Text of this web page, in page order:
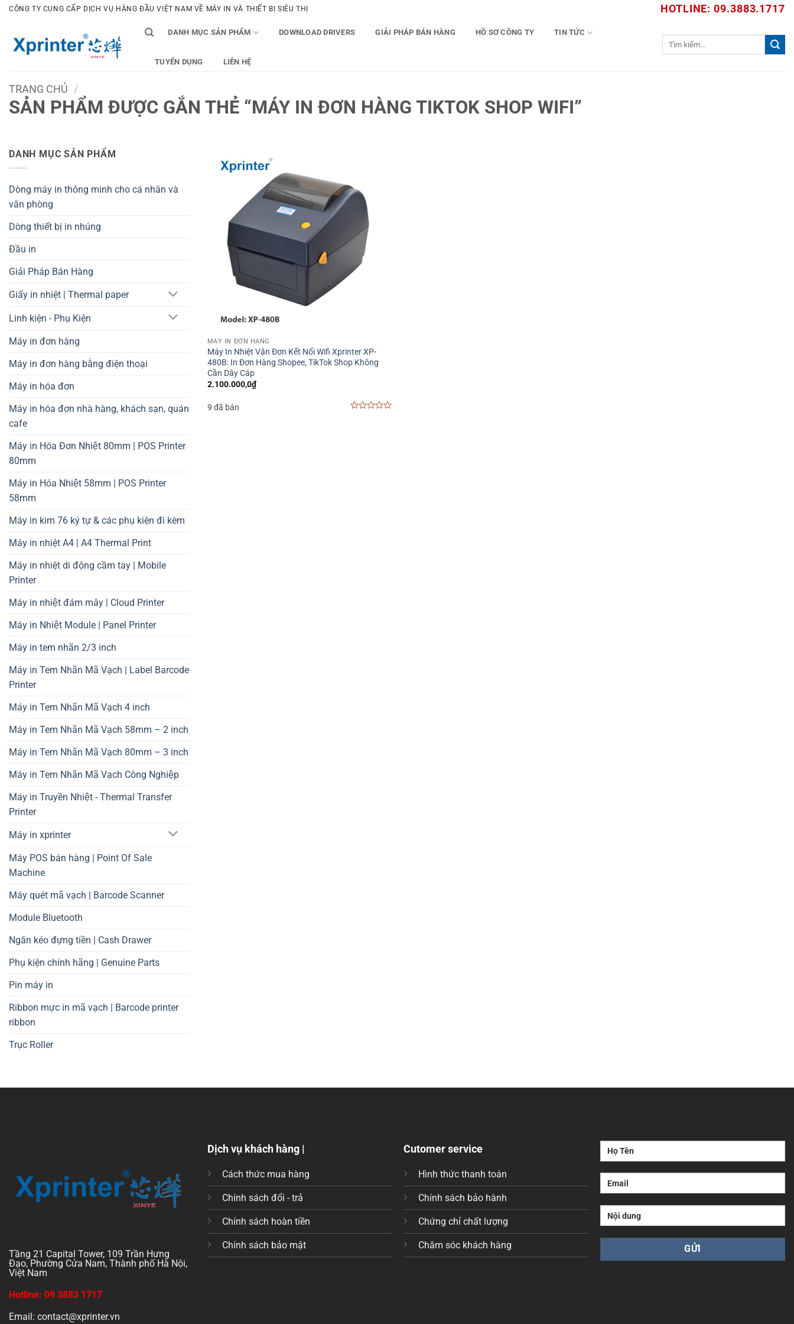
Bỏ
dung
CÔNG TY CUNG CẤP DỊCH VỤ HÀNG ĐẦU VIỆT NAM VỀ MÁY IN VÀ THIẾT BỊ SIÊU THỊ HOTLINE: 09.3883.1717
DANH MỤC SẢN PHẨM DOWNLOAD DRIVERS GIẢI PHÁP BÁN HÀNG HỒ SƠ CÔNG TY TIN TỨC
TUYỂN DỤNG LIÊN HỆ
TRANG CHỦ /
SẢN PHẨM ĐƯỢC GẮN THẺ “MÁY IN ĐƠN HÀNG TIKTOK SHOP WIFI”
DANH MỤC SẢN PHẨM
Dòng máy in thông minh cho cá nhân và
văn phòng
Dòng thiết bị in nhúng
Đầu in
Giải Pháp Bán Hàng
Giấy in nhiệt | Thermal paper
Linh kiện - Phụ Kiện
Máy in đơn hàng
Máy in đơn hàng bằng điện thoại
Máy in hóa đơn
Máy in hóa đơn nhà hàng, khách sạn, quán
cafe
Máy in Hóa Đơn Nhiệt 80mm | POS Printer
80mm
Máy in Hóa Nhiệt 58mm | POS Printer
58mm
Máy in kim 76 ký tự & các phụ kiện đi kèm
Máy in nhiệt A4 | A4 Thermal Print
Máy in nhiệt di động cầm tay | Mobile
Printer
Máy in nhiệt đám mây | Cloud Printer
Máy in Nhiệt Module | Panel Printer
Máy in tem nhãn 2/3 inch
Máy in Tem Nhãn Mã Vạch | Label Barcode
Printer
Máy in Tem Nhãn Mã Vạch 4 inch
Máy in Tem Nhãn Mã Vạch 58mm – 2 inch
Máy in Tem Nhãn Mã Vạch 80mm – 3 inch
Máy in Tem Nhãn Mã Vạch Công Nghiệp
Máy in Truyền Nhiệt - Thermal Transfer
Printer
Máy in xprinter
Máy POS bán hàng | Point Of Sale
Machine
Máy quét mã vạch | Barcode Scanner
Module Bluetooth
Ngăn kéo đựng tiền | Cash Drawer
Phụ kiện chính hãng | Genuine Parts
Pin máy in
Ribbon mực in mã vạch | Barcode printer
ribbon
Trục Roller
MÁY IN ĐƠN HÀNG
Máy In Nhiệt Vận Đơn Kết Nối Wifi Xprinter XP-
480B: In Đơn Hàng Shopee, TikTok Shop Không
Cần Dây Cáp
2.100.000,0₫
9 đã bán
Tầng 21 Capital Tower, 109 Trần Hưng
Đạo, Phường Cửa Nam, Thành phố Hà Nội,
Việt Nam
Hotline: 09 3883 1717
Email: contact@xprinter.vn
Dịch vụ khách hàng |
Cách thức mua hàng
Chính sách đổi - trả
Chính sách hoàn tiền
Chính sách bảo mật
Cutomer service
Hình thức thanh toán
Chính sách bảo hành
Chứng chỉ chất lượng
Chăm sóc khách hàng